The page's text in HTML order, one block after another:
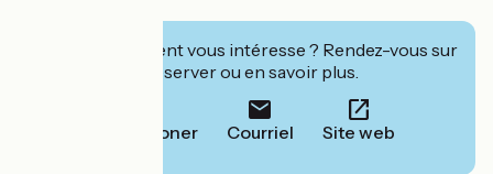
Cet établissement vous intéresse ? Rendez-vous sur
leur site pour réserver ou en savoir plus.
Téléphoner Courriel Site web